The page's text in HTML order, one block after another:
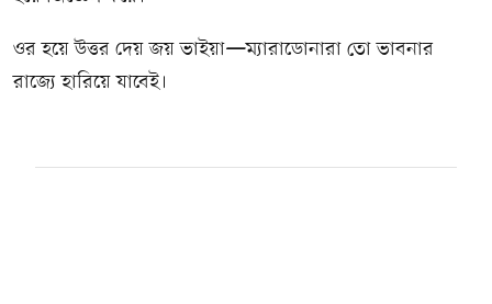
ওর হয়ে উত্তর দেয় জয় ভাইয়া—ম্যারাডোনারা তো ভাবনার
রাজ্যে হারিয়ে যাবেই।